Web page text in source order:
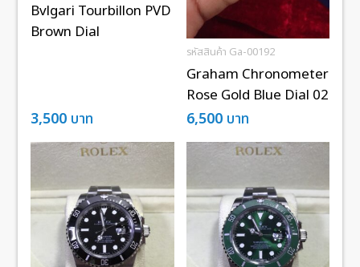
Bvlgari Tourbillon PVD
Brown Dial
3,500 บาท
รหัสสินค้า Ga-00192
Graham Chronometer
Rose Gold Blue Dial 02
6,500 บาท